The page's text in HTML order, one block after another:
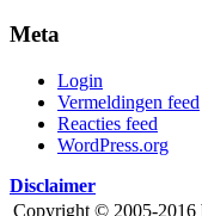
Meta
Login
Vermeldingen feed
Reacties feed
WordPress.org
Disclaimer
Copyright © 2005-2016